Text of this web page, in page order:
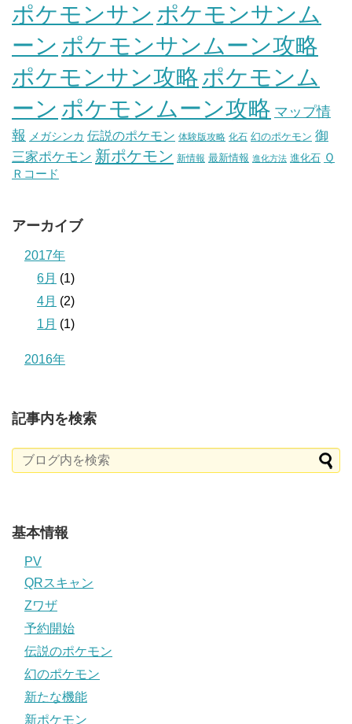
ポケモンサン ポケモンサンム
ーン ポケモンサンムーン攻略
ポケモンサン攻略ポケモンム
ーン ポケモンムーン攻略 マップ情
報 メガシンカ 伝説のポケモン 体験版攻略 化石 幻のポケモン 御
三家ポケモン 新ポケモン 新情報 最新情報 進化方法 進化石 Ｑ
Ｒコード
アーカイブ
2017年
6月 (1)
4月 (2)
1月 (1)
2016年
記事内を検索
基本情報
PV
QRスキャン
Zワザ
予約開始
伝説のポケモン
幻のポケモン
新たな機能
新ポケモン